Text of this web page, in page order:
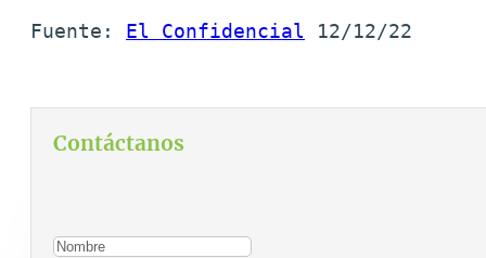
Fuente: El Confidencial 12/12/22
Contáctanos